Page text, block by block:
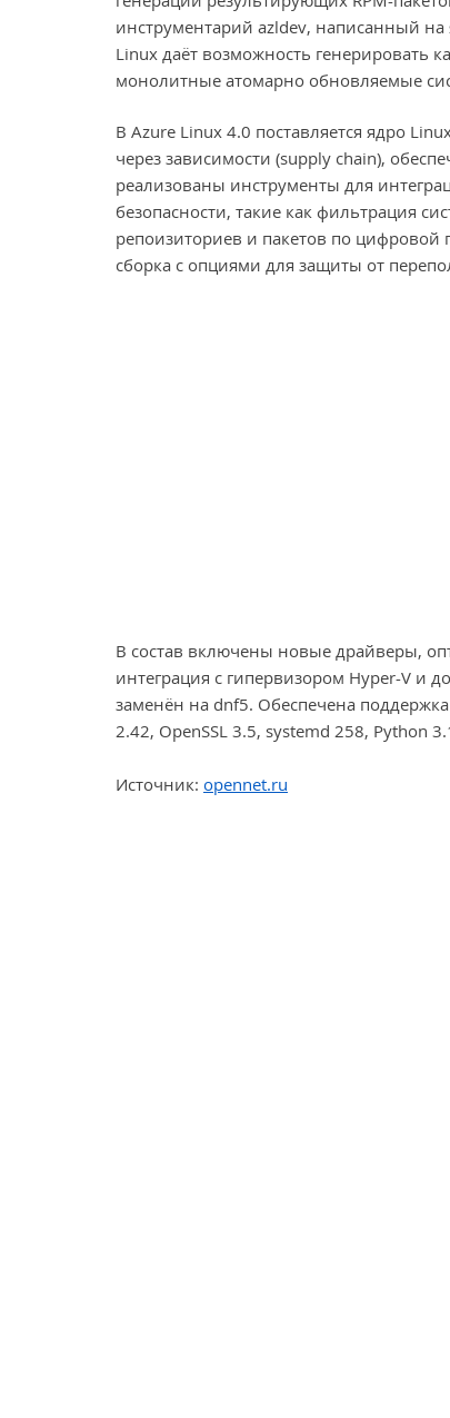
инструментарий azldev, написанный
Linux даёт возможность генерировать
монолитные атомарно обновляемые
В Azure Linux 4.0 поставляется ядро
через зависимости (supply chain),
реализованы инструменты для
безопасности, такие как фильтрация
репоизиториев и пакетов по цифровой
сборка с опциями для защиты от
В состав включены новые драйверы,
интеграция с гипервизором Hyper-V и
заменён на dnf5. Обеспечена
2.42, OpenSSL 3.5, systemd 258, Python
Источник: opennet.ru